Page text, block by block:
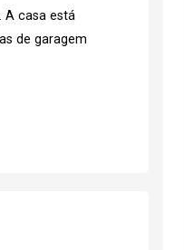
A casa está
de garagem